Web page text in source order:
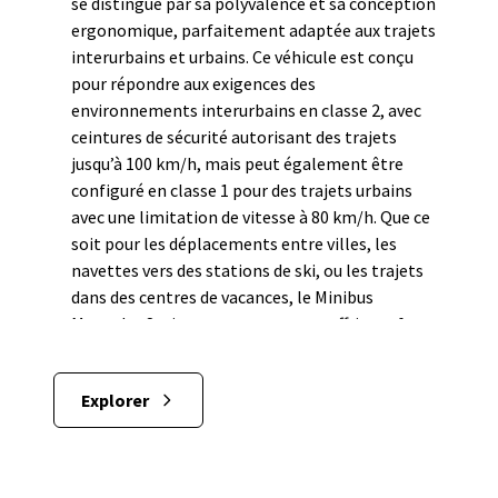
ergonomique, parfaitement adaptée aux trajets
interurbains et urbains. Ce véhicule est conçu
pour répondre aux exigences des
environnements interurbains en classe 2, avec
ceintures de sécurité autorisant des trajets
jusqu’à 100 km/h, mais peut également être
configuré en classe 1 pour des trajets urbains
avec une limitation de vitesse à 80 km/h. Que ce
soit pour les déplacements entre villes, les
navettes vers des stations de ski, ou les trajets
dans des centres de vacances, le Minibus
Mercedes Sprinter est conçu pour offrir confort
facilite l’accès pour les personnes à mobilité
réduite, notamment grâce à la rampe d’accès
UFR. Ce véhicule est également idéal pour
Explorer